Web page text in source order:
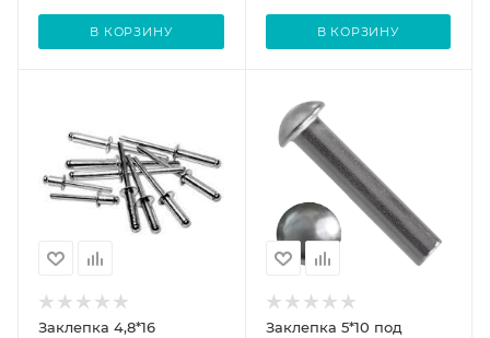
В КОРЗИНУ В КОРЗИНУ
Заклепка 4,8*16
Заклепка 5*10 под